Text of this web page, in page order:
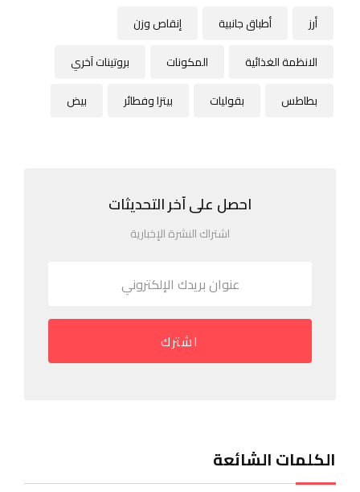
أطباق جانبية
إنقاص وزن
الانظمة الغذائية
المكونات
بروتينات آخري
بطاطس
بقوليات بيتزا وفطائر بيض
احصل على آخر التحديثات
اشتراك النشرة الإخبارية
اشترك
الكلمات الشائعة